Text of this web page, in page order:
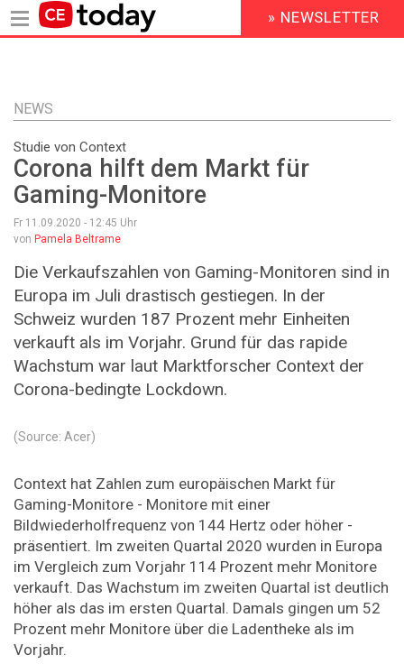
Inhalt
HEADER
MENU
» NEWSLETTER
NEWS
Studie von Context
Corona hilft dem Markt für
Gaming-Monitore
Fr 11.09.2020 - 12:45 Uhr
von Pamela Beltrame
Die Verkaufszahlen von Gaming-Monitoren sind in
Europa im Juli drastisch gestiegen. In der
Schweiz wurden 187 Prozent mehr Einheiten
verkauft als im Vorjahr. Grund für das rapide
Wachstum war laut Marktforscher Context der
Corona-bedingte Lockdown.
(Source: Acer)
Context hat Zahlen zum europäischen Markt für
Gaming-Monitore - Monitore mit einer
Bildwiederholfrequenz von 144 Hertz oder höher -
präsentiert. Im zweiten Quartal 2020 wurden in Europa
im Vergleich zum Vorjahr 114 Prozent mehr Monitore
verkauft. Das Wachstum im zweiten Quartal ist deutlich
höher als das im ersten Quartal. Damals gingen um 52
Prozent mehr Monitore über die Ladentheke als im
Vorjahr.